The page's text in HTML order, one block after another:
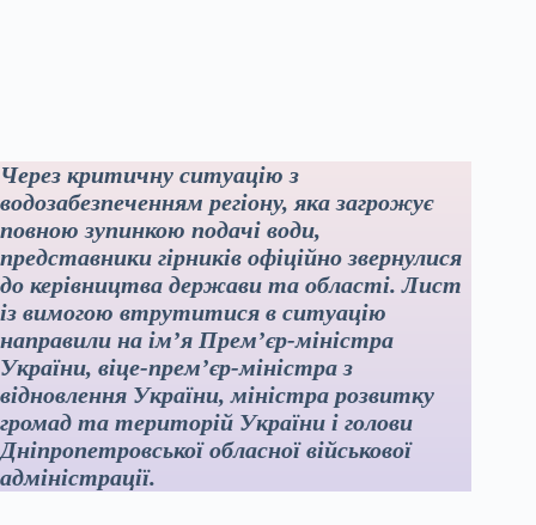
Через критичну ситуацію з
водозабезпеченням регіону, яка загрожує
повною зупинкою подачі води,
представники гірників офіційно звернулися
до керівництва держави та області. Лист
із вимогою втрутитися в ситуацію
направили на ім’я Прем’єр-міністра
України, віце-прем’єр-міністра з
відновлення України, міністра розвитку
громад та територій України і голови
Дніпропетровської обласної військової
адміністрації.